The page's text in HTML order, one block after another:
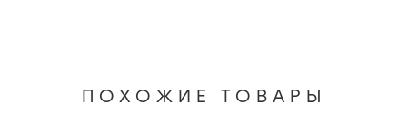
ПОХОЖИЕ ТОВАРЫ